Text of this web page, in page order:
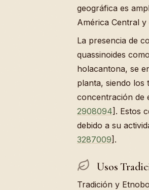
geográfica es
América Central
La presencia de
quassinoides
holacantona, se
planta, siendo
concentración de
2908094]. Estos
debido a su
3287009].
Usos
Tradición y